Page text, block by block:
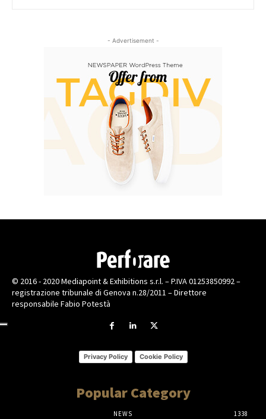
- Advertisement -
© 2016 - 2020 Mediapoint & Exhibitions s.r.l. – P.IVA 01253850992 –
registrazione tribunale di Genova n.28/2011 – Direttore
responsabile Fabio Potestà
Privacy Policy Cookie Policy
Popular Category
NEWS
1338